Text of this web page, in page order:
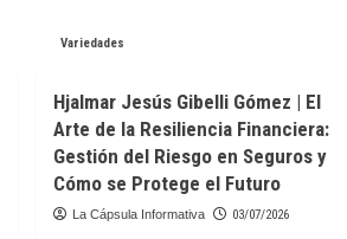
Variedades
Hjalmar Jesús Gibelli Gómez | El
Arte de la Resiliencia Financiera:
Gestión del Riesgo en Seguros y
Cómo se Protege el Futuro
La Cápsula Informativa 03/07/2026